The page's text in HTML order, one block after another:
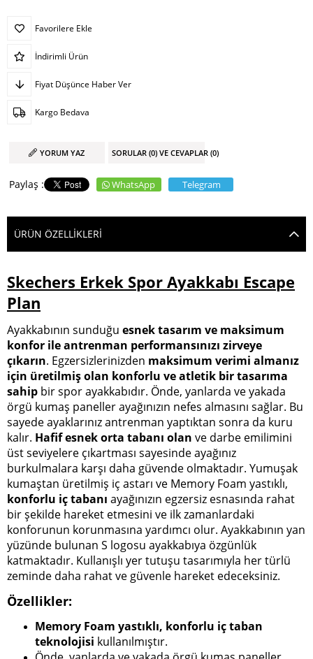
Favorilere Ekle
İndirimli Ürün
Fiyat Düşünce Haber Ver
Kargo Bedava
YORUM YAZ SORULAR (0) VE CEVAPLAR (0)
WhatsApp Telegram
ÜRÜN ÖZELLIKLERI
Skechers Erkek Spor Ayakkabı Escape
Plan
Ayakkabının sunduğu esnek tasarım ve maksimum
konfor ile antrenman performansınızı zirveye
çıkarın. Egzersizlerinizden maksimum verimi almanız
için üretilmiş olan konforlu ve atletik bir tasarıma
sahip bir spor ayakkabıdır. Önde, yanlarda ve yakada
örgü kumaş paneller ayağınızın nefes almasını sağlar. Bu
sayede ayaklarınız antrenman yaptıktan sonra da kuru
kalır. Hafif esnek orta tabanı olan ve darbe emilimini
üst seviyelere çıkartması sayesinde ayağınız
burkulmalara karşı daha güvende olmaktadır. Yumuşak
kumaştan üretilmiş iç astarı ve Memory Foam yastıklı,
konforlu iç tabanı ayağınızın egzersiz esnasında rahat
bir şekilde hareket etmesini ve ilk zamanlardaki
konforunun korunmasına yardımcı olur. Ayakkabının yan
yüzünde bulunan S logosu ayakkabıya özgünlük
katmaktadır. Kullanışlı yer tutuşu tasarımıyla her türlü
zeminde daha rahat ve güvenle hareket edeceksiniz.
Özellikler:
Memory Foam yastıklı, konforlu iç taban
teknolojisi kullanılmıştır.